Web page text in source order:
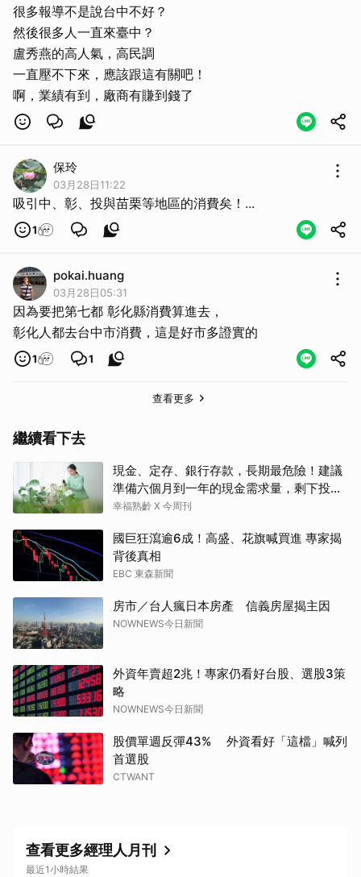
很多報導不是說台中不好？
然後很多人一直來臺中？
盧秀燕的高人氣，高民調
一直壓不下來，應該跟這有關吧！
啊，業績有到，廠商有賺到錢了
保玲
03月28日11:22
吸引中、彰、投與苗栗等地區的消費矣！...
1
pokai.huang
03月28日05:31
因為要把第七都 彰化縣消費算進去，
彰化人都去台中市消費，這是好市多證實的
1 1
查看更多
繼續看下去
現金、定存、銀行存款，長期最危險！建議
準備六個月到一年的現金需求量，剩下投資
這2個
幸福熟齡 X 今周刊
國巨狂瀉逾6成！高盛、花旗喊買進 專家揭
背後真相
EBC 東森新聞
房市／台人瘋日本房產 信義房屋揭主因
NOWNEWS今日新聞
外資年賣超2兆！專家仍看好台股、選股3策
略
NOWNEWS今日新聞
股價單週反彈43% 外資看好「這檔」喊列
首選股
CTWANT
查看更多經理人月刊
最近1小時結果